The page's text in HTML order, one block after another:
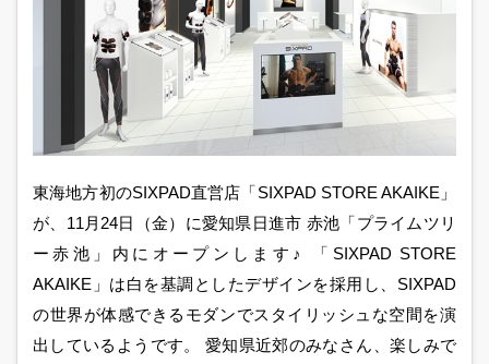
東海地方初のSIXPAD直営店「SIXPAD STORE AKAIKE」
が、11月24日（金）に愛知県日進市 赤池「プライムツリ
ー赤池」内にオープンします♪ 「SIXPAD STORE
AKAIKE」は白を基調としたデザインを採用し、SIXPAD
の世界が体感できるモダンでスタイリッシュな空間を演
出しているようです。 愛知県近郊のみなさん、楽しみで